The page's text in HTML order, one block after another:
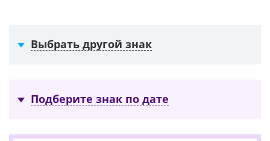
Выбрать другой знак
Подберите знак по дате